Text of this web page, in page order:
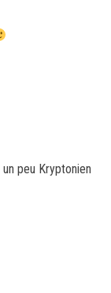
peu Kryptonien